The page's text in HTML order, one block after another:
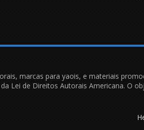
marcas para yaois, e materiais
Lei de Direitos Autorais Americana. O